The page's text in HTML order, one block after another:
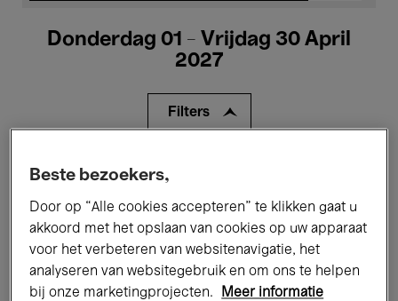
Donderdag 01 - Vrijdag 30 April
2027
Filters
Alle evenementen
Tentoonstellingen Films
Performances Lezingen & Debatten
Jazz Klassieke Muziek Global Music
Beste bezoekers,
Door op “Alle cookies accepteren” te klikken gaat u
akkoord met het opslaan van cookies op uw apparaat
voor het verbeteren van websitenavigatie, het
analyseren van websitegebruik en om ons te helpen
bij onze marketingprojecten.
Meer informatie